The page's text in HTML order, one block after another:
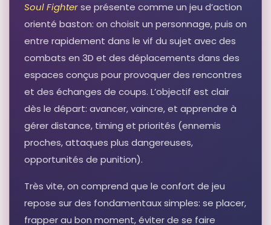
RÉSULTAT RAKUTEN À VÉRIFIER
Oligarchy, Democracy, and the
Continuing Fight for the Soul of
America
Voir sur Rakuten →
RÉSULTAT RAKUTEN À VÉRIFIER
Soul Full of Coal Dust: A Fight for
Autres produits liés
RÉSULTAT RAKUTEN À VÉRIFIER
[Blu-ray]
Soul Fighterse présente comme un jeu d’action
orienté baston: on choisit un personnage, puis on
entre rapidement dans le vif du sujet avec des
combats en 3D et des déplacements dans des
espaces conçus pour provoquer des rencontres
et des échanges de coups. L’objectif est clair
dès le départ: avancer, vaincre, et apprendre à
gérer distance, timing et priorités (ennemis
proches, attaques plus dangereuses,
opportunités de punition).
Très vite, on comprend que le confort de jeu
repose sur des fondamentaux simples: se placer,
frapper au bon moment, éviter de se faire